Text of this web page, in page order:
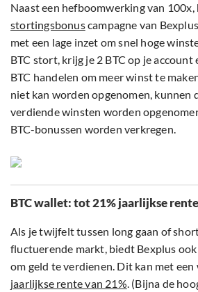
Naast een hefboomwerking van 100x,
stortingsbonuscampagne van
met een lage inzet om snel hoge
BTC stort, krijg je 2 BTC op je account
BTC handelen om meer winst te
niet kan worden opgenomen, kunnen
verdiende winsten worden
BTC-bonussen worden verkregen.
BTC wallet: tot 21% jaarlijkse rente
Als je twijfelt tussen long gaan of
fluctuerende markt, biedt Bexplus
om geld te verdienen. Dit kan met een
jaarlijkse rente van 21%. (Bijna de